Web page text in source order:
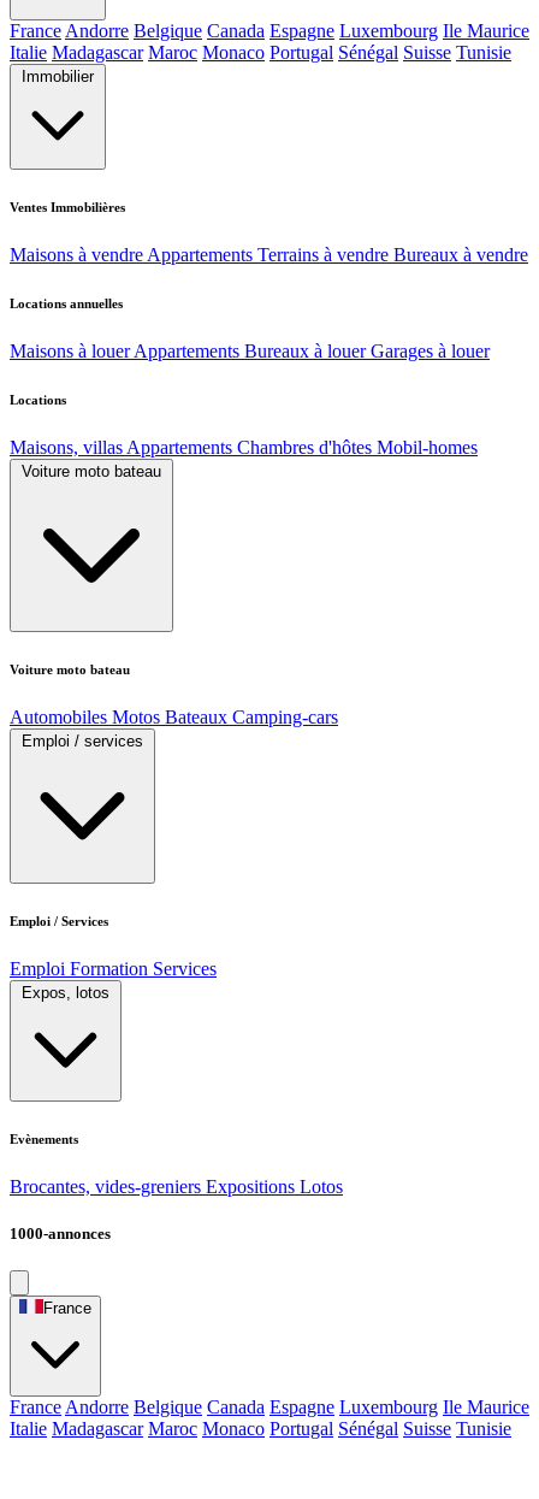
France Andorre Belgique Canada Espagne Luxembourg Ile Maurice
Italie Madagascar Maroc Monaco Portugal Sénégal Suisse Tunisie
Immobilier
Ventes Immobilières
Maisons à vendre Appartements Terrains à vendre Bureaux à vendre
Locations annuelles
Maisons à louer Appartements Bureaux à louer Garages à louer
Locations
Maisons, villas Appartements Chambres d'hôtes Mobil-homes
Voiture moto bateau
Voiture moto bateau
Automobiles Motos Bateaux Camping-cars
Emploi / services
Emploi / Services
Emploi Formation Services
Expos, lotos
Evènements
Brocantes, vides-greniers Expositions Lotos
1000-annonces
France
France Andorre Belgique Canada Espagne Luxembourg Ile Maurice
Italie Madagascar Maroc Monaco Portugal Sénégal Suisse Tunisie